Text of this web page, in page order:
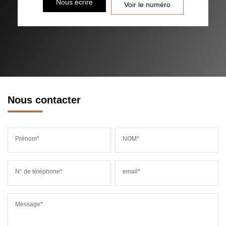
ECOLES ET CRÈCHES
Nous écrire Voir le numéro
Nous contacter
Prénom* NOM*
N° de téléphone* email*
Message*